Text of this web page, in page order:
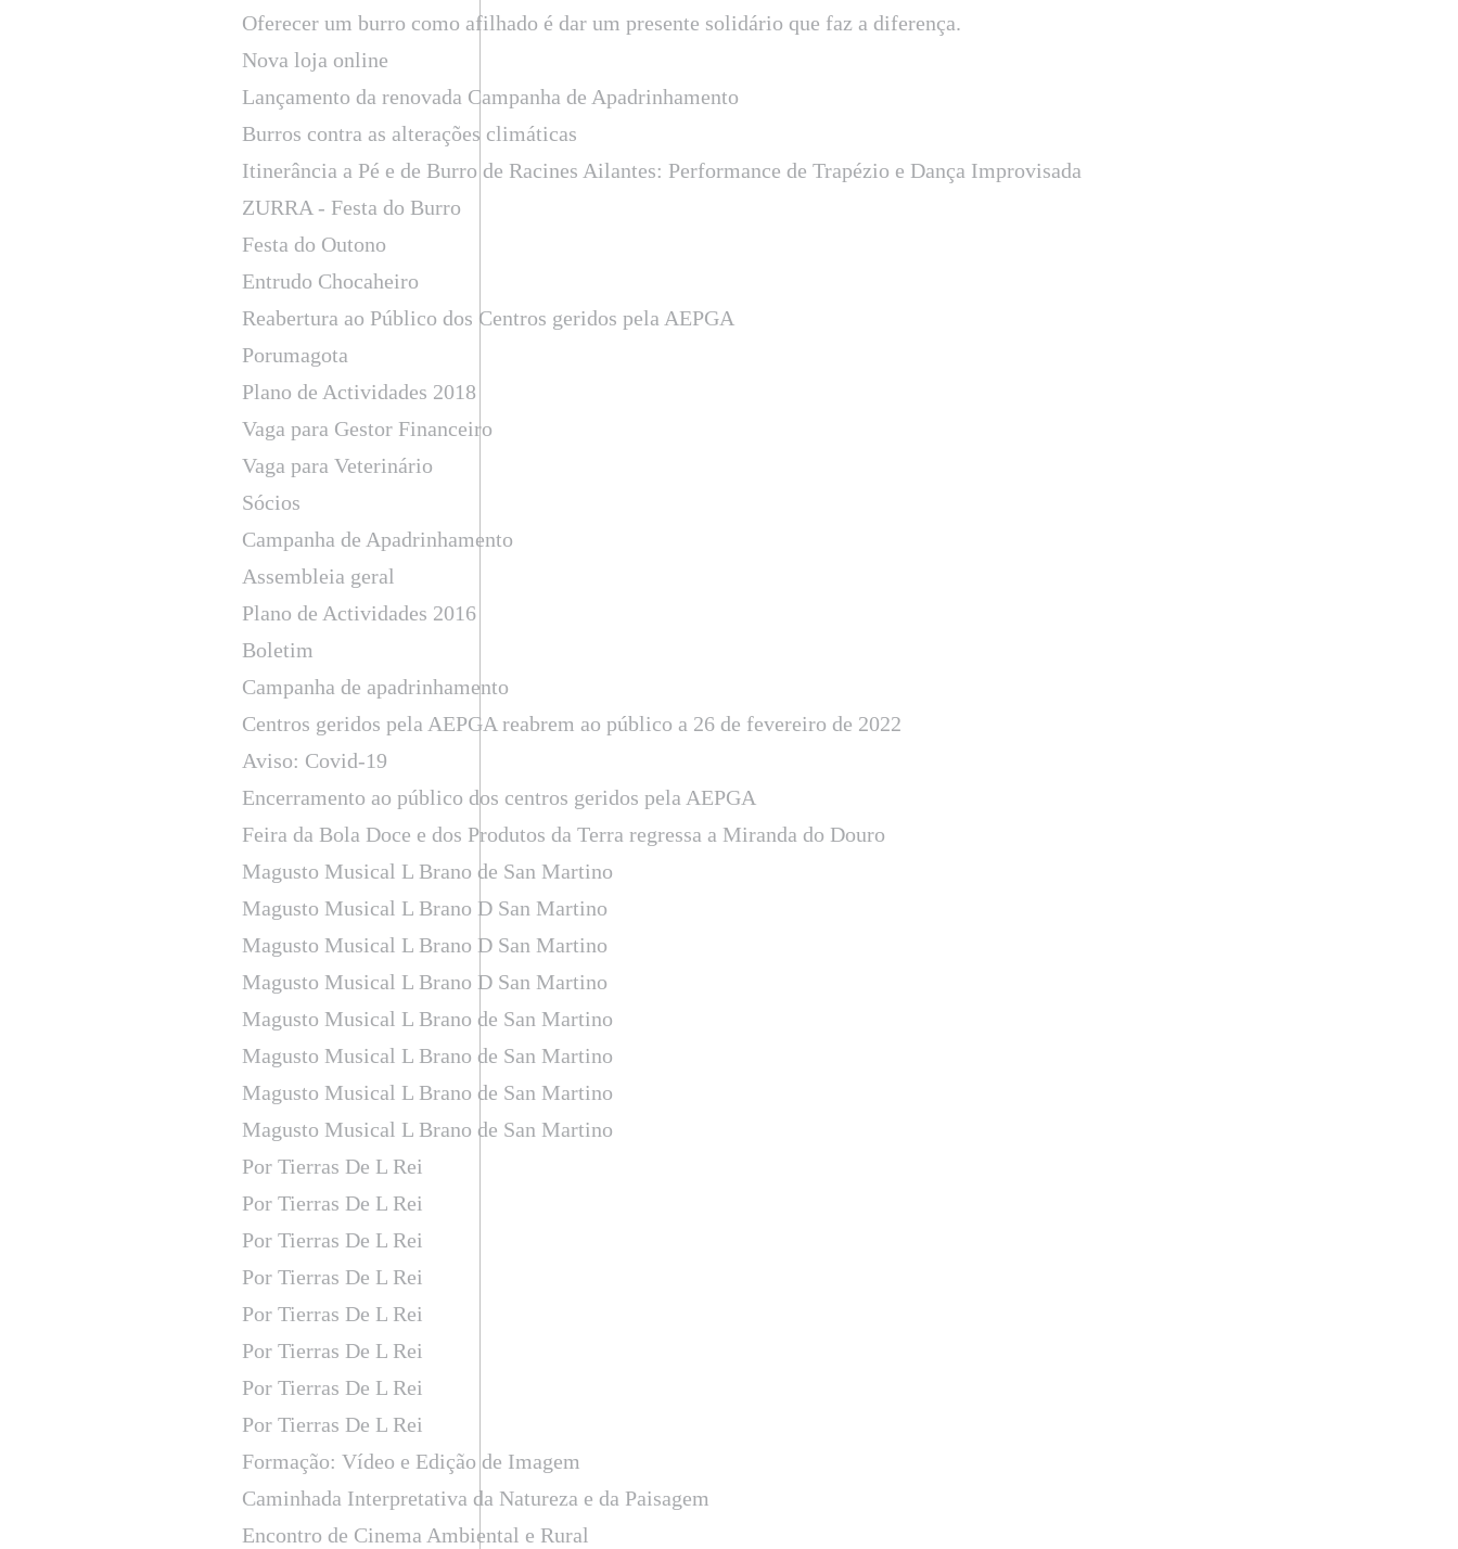
Oferecer um burro como afilhado é dar um presente solidário que faz a diferença.
Nova loja online
Lançamento da renovada Campanha de Apadrinhamento
Burros contra as alterações climáticas
Itinerância a Pé e de Burro de Racines Ailantes: Performance de Trapézio e Dança Improvisada
ZURRA - Festa do Burro
Festa do Outono
Entrudo Chocaheiro
Reabertura ao Público dos Centros geridos pela AEPGA
Porumagota
Plano de Actividades 2018
Vaga para Gestor Financeiro
Vaga para Veterinário
Sócios
Campanha de Apadrinhamento
Assembleia geral
Plano de Actividades 2016
Boletim
Campanha de apadrinhamento
Centros geridos pela AEPGA reabrem ao público a 26 de fevereiro de 2022
Aviso: Covid-19
Encerramento ao público dos centros geridos pela AEPGA
Feira da Bola Doce e dos Produtos da Terra regressa a Miranda do Douro
Magusto Musical L Brano de San Martino
Magusto Musical L Brano D San Martino
Magusto Musical L Brano D San Martino
Magusto Musical L Brano D San Martino
Magusto Musical L Brano de San Martino
Magusto Musical L Brano de San Martino
Magusto Musical L Brano de San Martino
Magusto Musical L Brano de San Martino
Por Tierras De L Rei
Por Tierras De L Rei
Por Tierras De L Rei
Por Tierras De L Rei
Por Tierras De L Rei
Por Tierras De L Rei
Por Tierras De L Rei
Por Tierras De L Rei
Formação: Vídeo e Edição de Imagem
Caminhada Interpretativa da Natureza e da Paisagem
Encontro de Cinema Ambiental e Rural